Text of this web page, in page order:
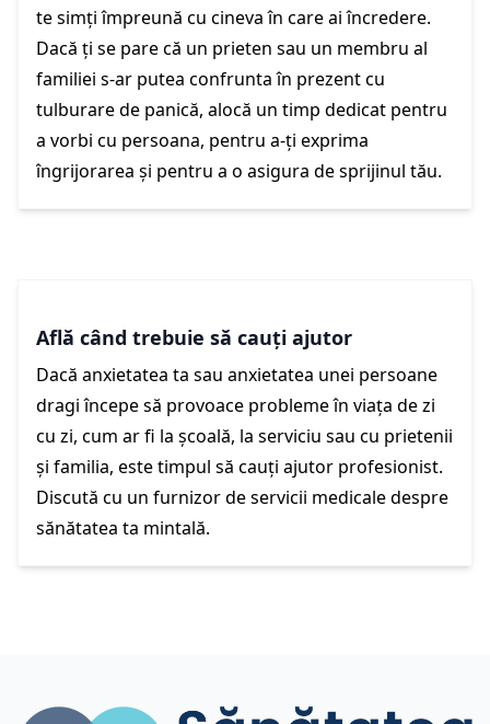
te simți împreună cu cineva în care ai încredere.
Dacă ți se pare că un prieten sau un membru al
familiei s-ar putea confrunta în prezent cu
tulburare de panică, alocă un timp dedicat pentru
a vorbi cu persoana, pentru a-ți exprima
îngrijorarea și pentru a o asigura de sprijinul tău.
Află când trebuie să cauți ajutor
Dacă anxietatea ta sau anxietatea unei persoane
dragi începe să provoace probleme în viața de zi
cu zi, cum ar fi la școală, la serviciu sau cu prietenii
și familia, este timpul să cauți ajutor profesionist.
Discută cu un furnizor de servicii medicale despre
sănătatea ta mintală.